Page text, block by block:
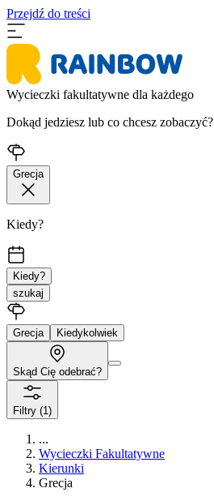
Przejdź do treści
Wycieczki fakultatywne dla każdego
Dokąd jedziesz lub co chcesz zobaczyć?
Grecja
Kiedy?
Kiedy?
szukaj
Grecja Kiedykolwiek
Skąd Cię odebrać?
Filtry (1)
...
Wycieczki Fakultatywne
Kierunki
Grecja